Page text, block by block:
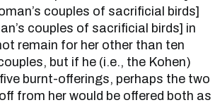
couples of sacrificial birds]
couples of sacrificial birds] in
remain for her other than ten
but if he (i.e., the Kohen)
burnt-offerings, perhaps the two
from her would be offered both as